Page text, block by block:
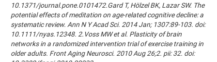
10.1371/journal.pone.0101472.Gard T, Hölzel BK, Lazar SW. The
potential effects of meditation on age-related cognitive decline: a
systematic review. Ann N Y Acad Sci. 2014 Jan; 1307:89-103. doi:
10.1111/nyas.12348. 2.Voss MW et al. Plasticity of brain
networks in a randomized intervention trial of exercise training in
older adults. Front Aging Neurosci. 2010 Aug 26;2. pii: 32. doi: